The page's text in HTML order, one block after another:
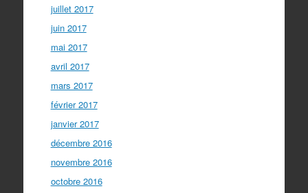
juillet 2017
juin 2017
mai 2017
avril 2017
mars 2017
février 2017
janvier 2017
décembre 2016
novembre 2016
octobre 2016